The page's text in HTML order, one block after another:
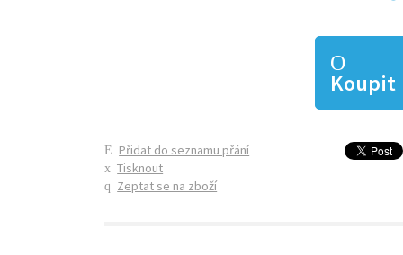
Koupit
Přidat do seznamu přání
Tisknout
Zeptat se na zboží